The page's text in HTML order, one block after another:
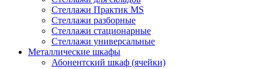
Стеллажи Практик MS
Стеллажи разборные
Стеллажи стационарные
Стеллажи универсальные
Металлические шкафы
Абонентский шкаф (ячейки)